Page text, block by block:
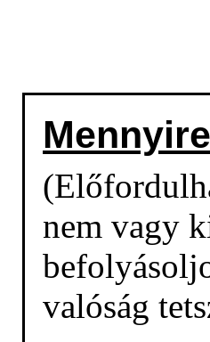
nem vagy
valóság